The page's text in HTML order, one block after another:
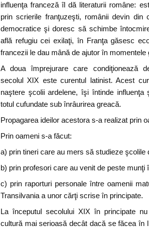
influenţa franceză îl dă literaturii române:
prin scrierile franţuzeşti, românii devin
democratice şi doresc să schimbe
află refugiu cei exilaţi, în Franţa găsesc
francezii le dau mână de ajutor în momentele
A doua împrejurare care condiţionează
secolul XIX este curentul latinist. Acest
naştere şcolii ardelene, îşi întinde
totul cufundate sub înrâurirea greacă.
Propagarea ideilor acestora s-a realizat prin
Prin oameni s-a făcut:
a) prin tineri care au mers să studieze şcolile
b) prin profesori care au venit de peste munţi
c) prin raporturi personale între oamenii
Transilvania a unor cărţi scrise în principate.
La începutul secolului XIX în principate
cultură mai serioasă decât dacă se făcea în